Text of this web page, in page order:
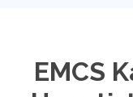
EMCS